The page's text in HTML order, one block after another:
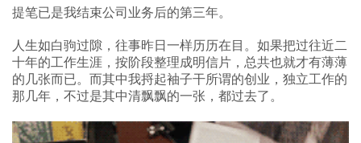
提笔已是我结束公司业务后的第三年。
人生如白驹过隙，往事昨日一样历历在目。如果把过往近二
十年的工作生涯，按阶段整理成明信片，总共也就才有薄薄
的几张而已。而其中我捋起袖子干所谓的创业，独立工作的
那几年，不过是其中清飘飘的一张，都过去了。